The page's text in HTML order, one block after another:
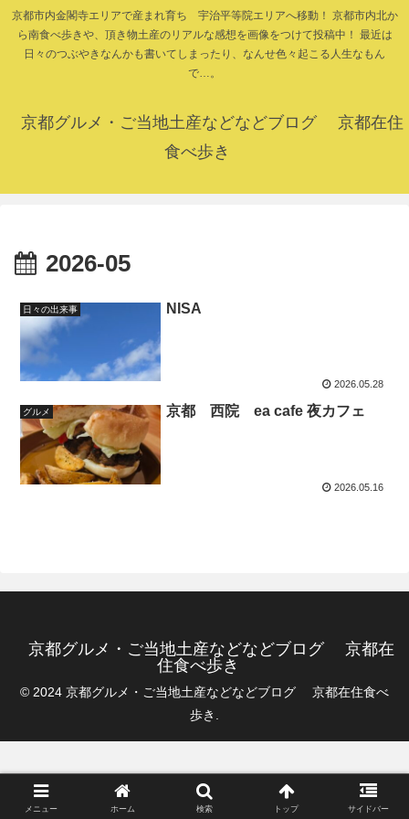
京都市内金閣寺エリアで産まれ育ち 宇治平等院エリアへ移動！ 京都市内北か
ら南食べ歩きや、頂き物土産のリアルな感想を画像をつけて投稿中！ 最近は
日々のつぶやきなんかも書いてしまったり、なんせ色々起こる人生なもん
で…。
京都グルメ・ご当地土産などなどブログ 京都在住
食べ歩き
2026-05
日々の出来事 NISA
2026.05.28
グルメ 京都 西院 ea cafe 夜カフェ
2026.05.16
京都グルメ・ご当地土産などなどブログ 京都在
住食べ歩き
© 2024 京都グルメ・ご当地土産などなどブログ 京都在住食べ
歩き.
メニュー ホーム 検索 トップ サイドバー